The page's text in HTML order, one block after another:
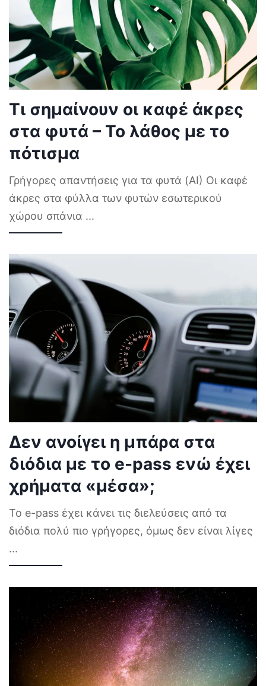
Τι σημαίνουν οι καφέ άκρες
στα φυτά – Το λάθος με το
πότισμα
Γρήγορες απαντήσεις για τα φυτά (AI) Οι καφέ
άκρες στα φύλλα των φυτών εσωτερικού
χώρου σπάνια ...
Δεν ανοίγει η μπάρα στα
διόδια με το e-pass ενώ έχει
χρήματα «μέσα»;
Το e-pass έχει κάνει τις διελεύσεις από τα
διόδια πολύ πιο γρήγορες, όμως δεν είναι λίγες
...